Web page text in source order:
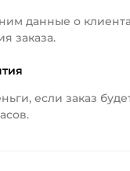
данные о
заказа.
если заказ